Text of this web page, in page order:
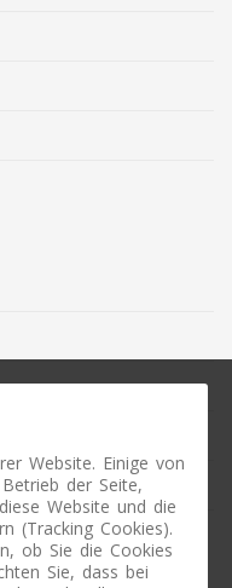
Website. Einige von
der Seite,
Website und die
(Tracking Cookies).
ob Sie die Cookies
Sie, dass bei